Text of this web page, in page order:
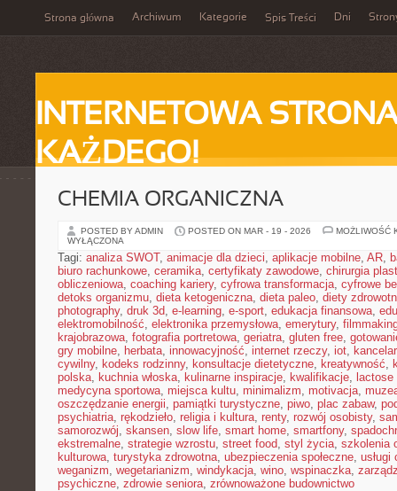
Strona główna Archiwum Kategorie Spis Treści Dni
INTERNETOWA
KAŻDEGO!
CHEMIA ORGANICZNA
POSTED BY ADMIN POSTED ON MAR - 19 - 2026
MOŻLIWOŚĆ
WYŁĄCZONA
Tagi: analiza SWOT, animacje dla dzieci, aplikacje mobilne, AR,
biuro rachunkowe, ceramika, certyfikaty zawodowe, chirurgia
obliczeniowa, coaching kariery, cyfrowa transformacja, cyfrowe
detoks organizmu, dieta ketogeniczna, dieta paleo, diety
photography, druk 3d, e-learning, e-sport, edukacja finansowa,
elektromobilność, elektronika przemysłowa, emerytury,
krajobrazowa, fotografia portretowa, geriatra, gluten free,
gry mobilne, herbata, innowacyjność, internet rzeczy, iot,
cywilny, kodeks rodzinny, konsultacje dietetyczne, kreatywność,
polska, kuchnia włoska, kulinarne inspiracje, kwalifikacje, lactose
medycyna sportowa, miejsca kultu, minimalizm, motivacja,
oszczędzanie energii, pamiątki turystyczne, piwo, plac zabaw,
psychiatria, rękodzieło, religia i kultura, renty, rozwój osobisty,
samorozwój, skansen, slow life, smart home, smartfony,
ekstremalne, strategie wzrostu, street food, styl życia, szkolenia
kulturowa, turystyka zdrowotna, ubezpieczenia społeczne, usługi
weganizm, wegetarianizm, windykacja, wino, wspinaczka,
psychiczne, zdrowie seniora, zrównoważone budownictwo